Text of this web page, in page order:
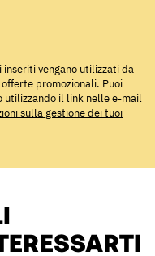
vengano utilizzati da
promozionali. Puoi
utilizzando il link nelle e-mail
sulla gestione dei tuoi